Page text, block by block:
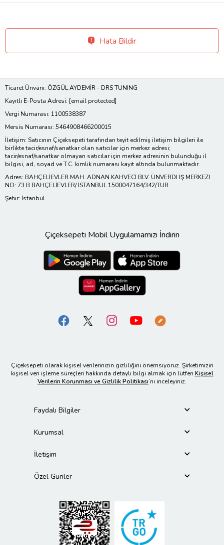
Hata Bildir
Ticaret Ünvanı: ÖZGÜL AYDEMİR - DRS TUNING
Kayıtlı E-Posta Adresi: [email protected]
Vergi Numarası: 1100538387
Mersis Numarası: 5464908466200015
İletişim: Satıcının Çiçeksepeti tarafından teyit edilmiş iletişim bilgileri ile
birlikte tacir/esnaf/sanatkar olan satıcılar için merkez adresi;
tacir/esnaf/sanatkar olmayan satıcılar için merkez adresinin bulunduğu il
bilgisi, ad, soyad ve T.C. kimlik numarası kayıt altında bulunmaktadır.
Adres: BAHÇELİEVLER MAH. ADNAN KAHVECİ BLV. ÜNVERDI IŞ MERKEZI
NO: 73 B BAHÇELİEVLER/ İSTANBUL 1500047164/342/TUR
Şehir: İstanbul
Çiçeksepeti Mobil Uygulamamızı İndirin
Çiçeksepeti olarak kişisel verilerinizin gizliliğini önemsiyoruz. Şirketimizin
kişisel veri işleme süreçleri hakkında detaylı bilgi almak için lütfen Kişisel
Verilerin Korunması ve Gizlilik Politikası’nı inceleyiniz.
Faydalı Bilgiler
Kurumsal
İletişim
Özel Günler